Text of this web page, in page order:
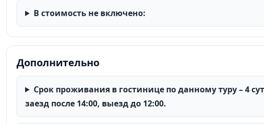
В стоимость не включено:
Дополнительно
Срок проживания в гостинице по данному туру – 4
заезд после 14:00, выезд до 12:00.